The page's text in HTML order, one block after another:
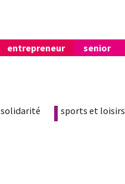
entrepreneur senior
solidarité sports et loisirs